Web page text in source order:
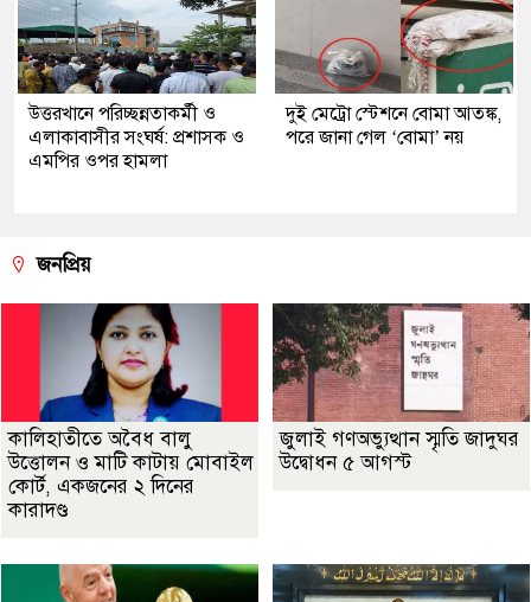
উত্তরখানে পরিচ্ছন্নতাকর্মী ও
এলাকাবাসীর সংঘর্ষ: প্রশাসক ও
এমপির ওপর হামলা
দুই মেট্রো স্টেশনে বোমা আতঙ্ক,
পরে জানা গেল ‘বোমা’ নয়
জনপ্রিয়
কালিহাতীতে অবৈধ বালু
উত্তোলন ও মাটি কাটায় মোবাইল
কোর্ট, একজনের ২ দিনের
কারাদণ্ড
জুলাই গণঅভ্যুত্থান স্মৃতি জাদুঘর
উদ্বোধন ৫ আগস্ট